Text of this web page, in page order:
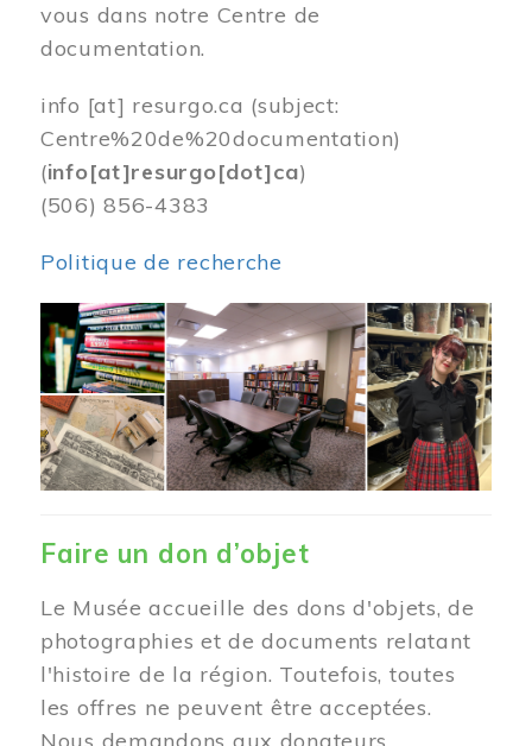
vous dans notre Centre de
documentation.
info [at] resurgo.ca (subject:
Centre%20de%20documentation)
(info[at]resurgo[dot]ca)
(506) 856-4383
Politique de recherche
Image
Faire un don d’objet
Le Musée accueille des dons d'objets, de
photographies et de documents relatant
l'histoire de la région. Toutefois, toutes
les offres ne peuvent être acceptées.
Nous demandons aux donateurs